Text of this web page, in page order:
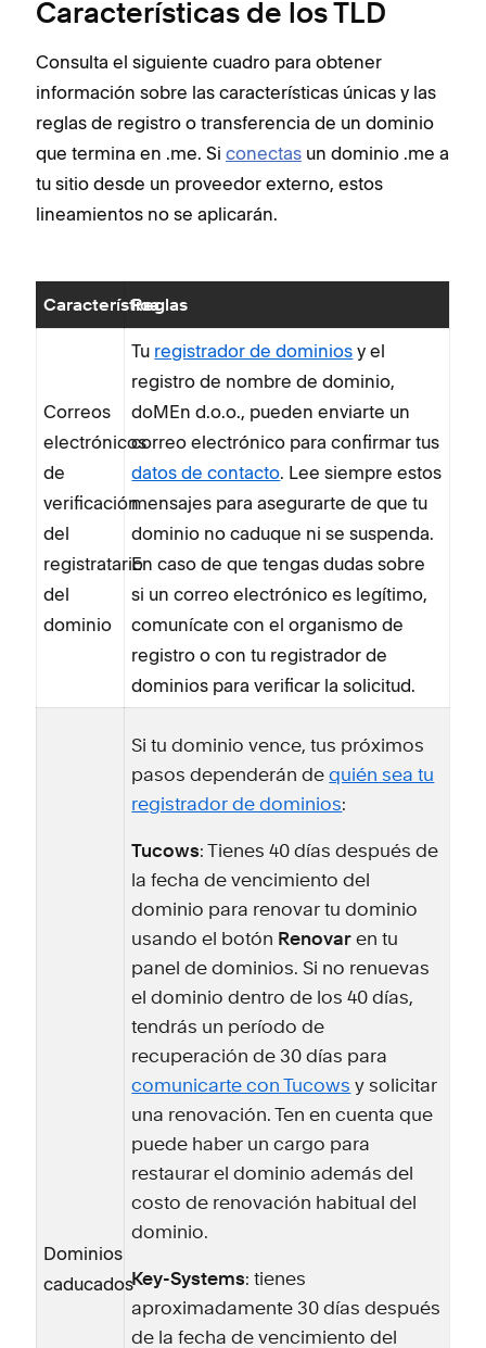
Características de los TLD
Consulta el siguiente cuadro para obtener
información sobre las características únicas y las
reglas de registro o transferencia de un dominio
que termina en .me. Si conectas un dominio .me a
tu sitio desde un proveedor externo, estos
lineamientos no se aplicarán.
CaracterísticaReglas
Correos
electrónicos
de
verificación
del
registratario
del
dominio
Tu registrador de dominios y el
registro de nombre de dominio,
doMEn d.o.o., pueden enviarte un
correo electrónico para confirmar tus
datos de contacto. Lee siempre estos
mensajes para asegurarte de que tu
dominio no caduque ni se suspenda.
En caso de que tengas dudas sobre
si un correo electrónico es legítimo,
comunícate con el organismo de
registro o con tu registrador de
dominios para verificar la solicitud.
Dominios
caducados
Si tu dominio vence, tus próximos
pasos dependerán dequién sea tu
registrador de dominios:
Tucows: Tienes 40 días después de
la fecha de vencimiento del
dominio para renovar tu dominio
usando el botón Renovar en tu
panel de dominios. Si no renuevas
el dominio dentro de los 40 días,
tendrás un período de
recuperación de 30 días para
comunicarte con Tucows y solicitar
una renovación. Ten en cuenta que
puede haber un cargo para
restaurar el dominio además del
costo de renovación habitual del
dominio.
Key-Systems: tienes
aproximadamente 30 días después
de la fecha de vencimiento del